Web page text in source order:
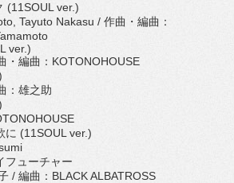
(11SOUL ver.)
Tayuto Nakasu / 作曲・編曲：
ver.)
・編曲：KOTONOHOUSE
：雄之助
に (11SOUL ver.)
フューチャー
/ 編曲：BLACK ALBATROSS